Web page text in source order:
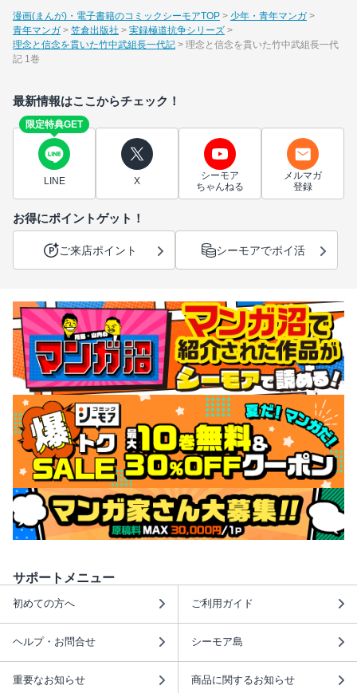
漫画(まんが)・電子書籍のコミックシーモアTOP
少年・青年マンガ
青年マンガ
笠倉出版社
実録極道抗争シリーズ
理念と信念を貫いた竹中武組長一代記
理念と信念を貫いた竹中武組長一代
記 1巻
最新情報はここからチェック！
限定特典GET
LINE X
シーモア
ちゃんねる
メルマガ
登録
お得にポイントゲット！
ご来店ポイント シーモアでポイ活
サポートメニュー
初めての方へ ご利用ガイド
ヘルプ・お問合せ シーモア島
重要なお知らせ 商品に関するお知らせ